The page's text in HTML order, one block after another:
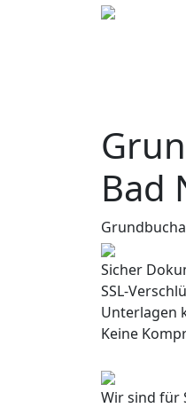
Bad
Sicher
SSL-
Unterlagen
Keine
Wir sind für